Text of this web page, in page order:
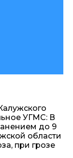
УГМС: В
до 9
области
при грозе